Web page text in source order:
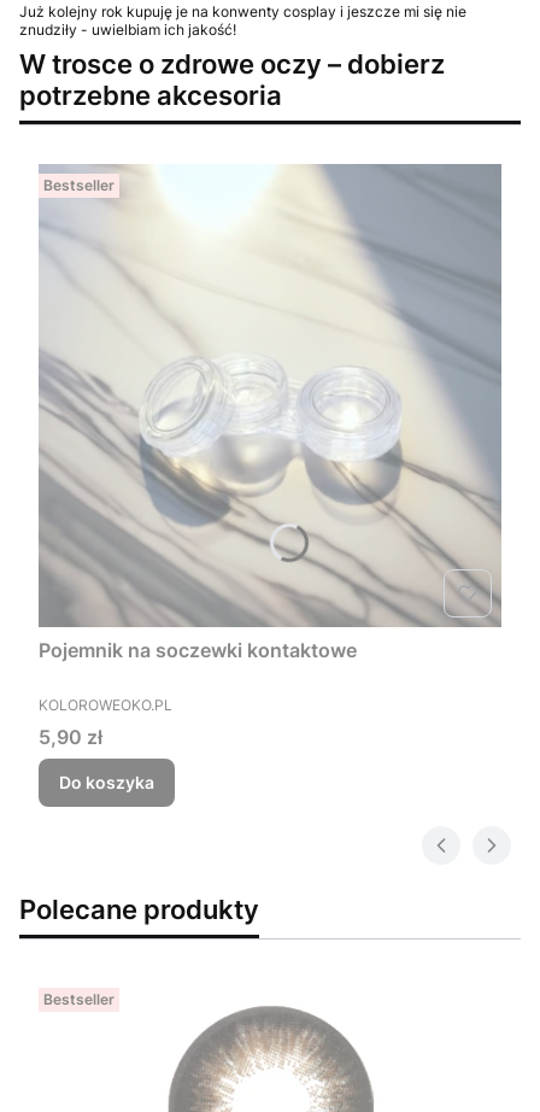
Już kolejny rok kupuję je na konwenty cosplay i jeszcze mi się nie
znudziły - uwielbiam ich jakość!
W trosce o zdrowe oczy – dobierz
potrzebne akcesoria
Bestseller
Pojemnik na soczewki kontaktowe
PRODUCENT
KOLOROWEOKO.PL
Cena
5,90 zł
Do koszyka
Polecane produkty
Bestseller